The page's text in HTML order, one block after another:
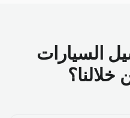
السيارات
خلالنا؟